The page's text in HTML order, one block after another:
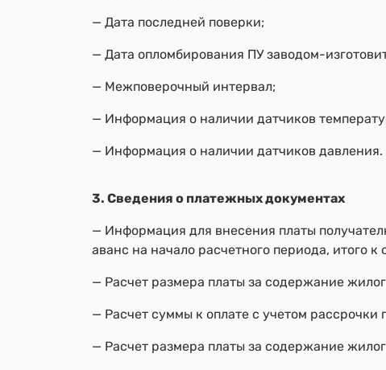
— Дата последней поверки;
— Дата опломбирования ПУ заводом-
— Межповерочный интервал;
— Информация о наличии датчиков
— Информация о наличии датчиков давления.
3. Сведения о платежных документах
— Информация для внесения платы
аванс на начало расчетного периода, итого
— Расчет размера платы за содержание
— Расчет суммы к оплате с учетом рассрочки
— Расчет размера платы за содержание